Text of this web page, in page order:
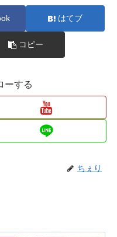
はてブ
コピー
ーする
ちぇり